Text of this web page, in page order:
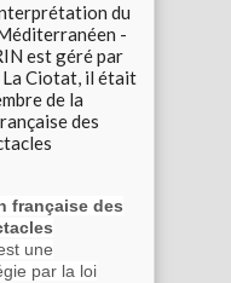
du
-
est géré par
Ciotat, il était
de la
des
française des
une
par la loi